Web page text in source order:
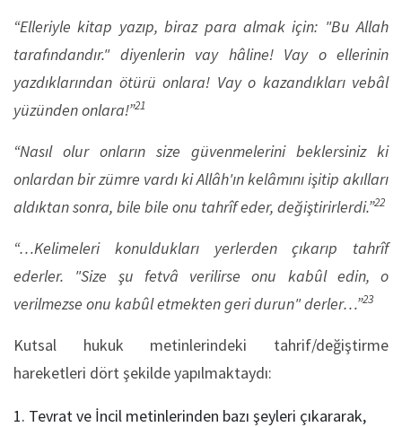
“Elleriyle kitap yazıp, biraz para almak için: "Bu Allah
tarafındandır." diyenlerin vay hâline! Vay o ellerinin
yazdıklarından ötürü onlara! Vay o kazandıkları vebâl
yüzünden onlara!”21
“Nasıl olur onların size güvenmelerini beklersiniz ki
onlardan bir zümre vardı ki Allâh'ın kelâmını işitip akılları
aldıktan sonra, bile bile onu tahrîf eder, değiştirirlerdi.”22
“…Kelimeleri konuldukları yerlerden çıkarıp tahrîf
ederler. "Size şu fetvâ verilirse onu kabûl edin, o
verilmezse onu kabûl etmekten geri durun" derler…”23
Kutsal hukuk metinlerindeki tahrif/değiştirme
hareketleri dört şekilde yapılmaktaydı:
Tevrat ve İncil metinlerinden bazı şeyleri çıkararak,